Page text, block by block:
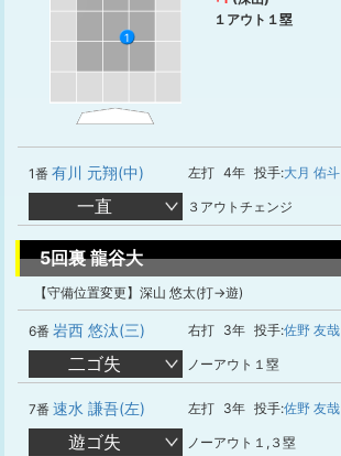
1
１アウト１塁
1番 有川 元翔(中) 左打 4年 投手:大月 佑斗
一直 ３アウトチェンジ
5回裏 龍谷大
【守備位置変更】深山 悠太(打→遊)
6番 岩西 悠汰(三) 右打 3年 投手:佐野 友哉
二ゴ失 ノーアウト１塁
7番 速水 謙吾(左) 左打 3年 投手:佐野 友哉
遊ゴ失 ノーアウト１,３塁